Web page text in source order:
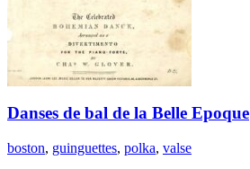
Danses de bal de la Belle Epoque
boston, guinguettes, polka, valse